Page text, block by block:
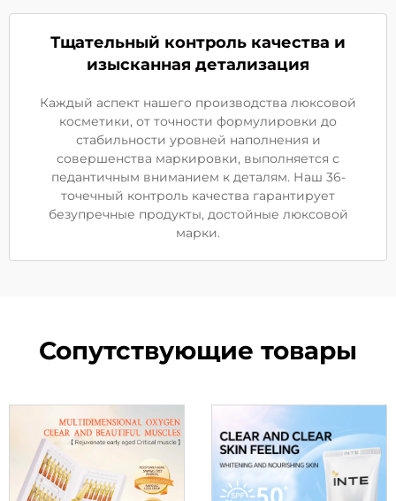
Тщательный контроль качества и
изысканная детализация
Каждый аспект нашего производства люксовой
косметики, от точности формулировки до
стабильности уровней наполнения и
совершенства маркировки, выполняется с
педантичным вниманием к деталям. Наш 36-
точечный контроль качества гарантирует
безупречные продукты, достойные люксовой
марки.
Сопутствующие товары